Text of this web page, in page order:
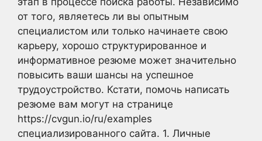
от того, являетесь ли вы опытным
специалистом или только начинаете свою
карьеру, хорошо структурированное и
информативное резюме может значительно
повысить ваши шансы на успешное
трудоустройство. Кстати, помочь написать
резюме вам могут на странице
https://cvgun.io/ru/examples
специализированного сайта. 1. Личные